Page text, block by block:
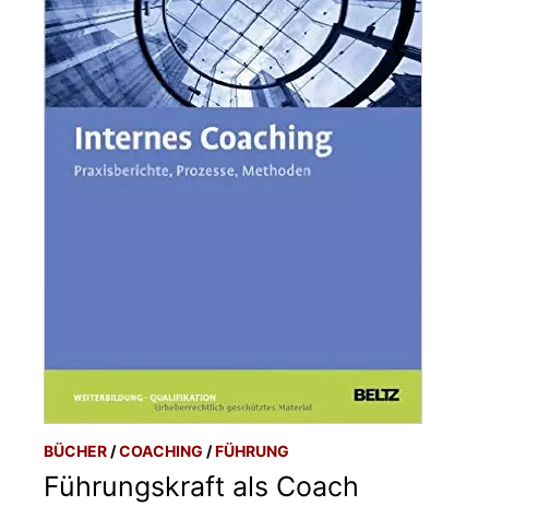
BÜCHER /COACHING /FÜHRUNG
Führungskraft als Coach